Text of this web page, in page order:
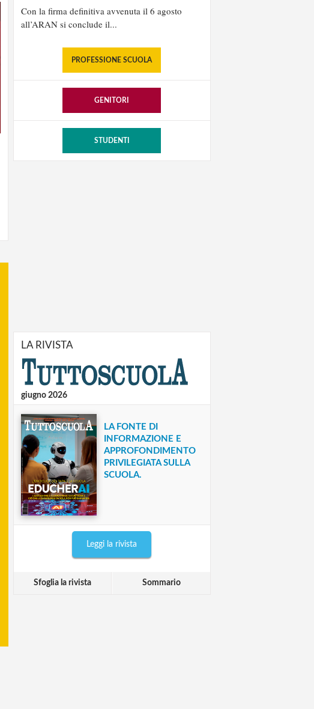
Con la firma definitiva avvenuta il 6 agosto
all’ARAN si conclude il...
PROFESSIONE SCUOLA
GENITORI
STUDENTI
LA RIVISTA
giugno 2026
LA FONTE DI
INFORMAZIONE E
APPROFONDIMENTO
PRIVILEGIATA SULLA
SCUOLA.
Leggi la rivista
Sfoglia la rivista Sommario